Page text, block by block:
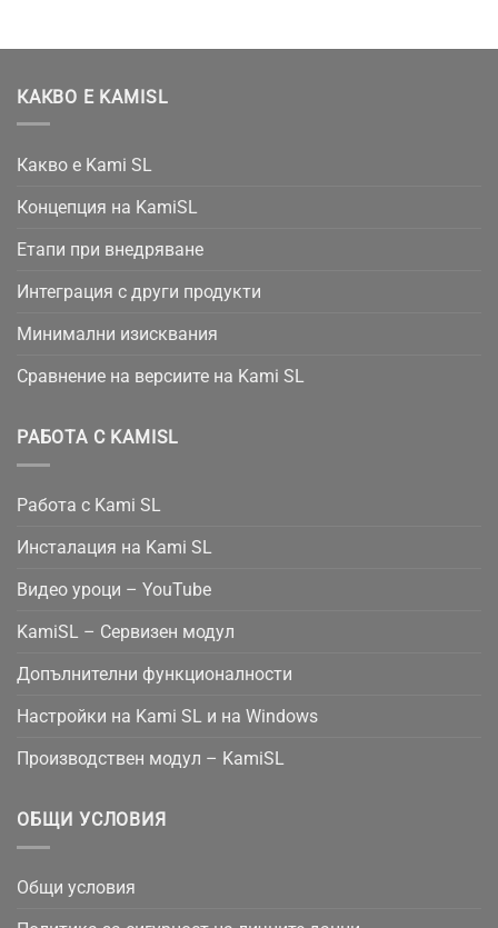
КАКВО Е KAMISL
Какво е Kami SL
Концепция на KamiSL
Етапи при внедряване
Интеграция с други продукти
Минимални изисквания
Сравнение на версиите на Kami SL
РАБОТА С KAMISL
Работа с Kami SL
Инсталация на Kami SL
Видео уроци – YouTube
KamiSL – Сервизен модул
Допълнителни функционалности
Настройки на Kami SL и на Windows
Производствен модул – KamiSL
ОБЩИ УСЛОВИЯ
Общи условия